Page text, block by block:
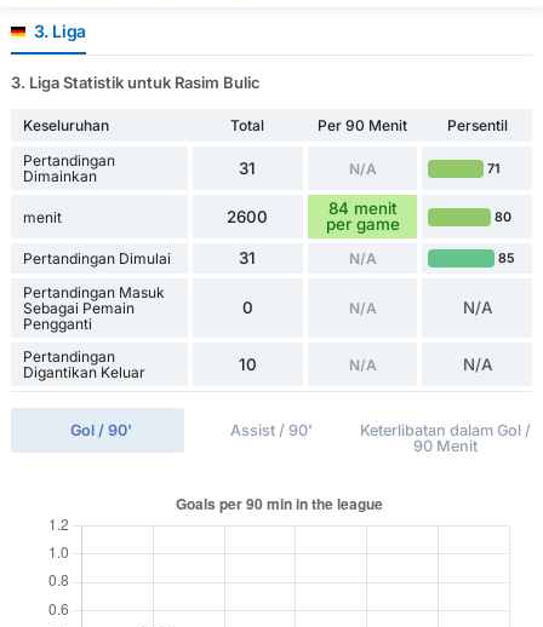
3. Liga
3. Liga Statistik untuk Rasim Bulic
Keseluruhan Total Per 90 Menit
Persentil
Pertandingan
Dimainkan
31 N/A 71
menit 2600
84 menit
per game
80
Pertandingan Dimulai 31 N/A 85
Pertandingan Masuk
Sebagai Pemain
Pengganti
0 N/A N/A
Pertandingan
Digantikan Keluar
10 N/A N/A
Gol / 90' Assist / 90'
Keterlibatan dalam Gol /
90 Menit